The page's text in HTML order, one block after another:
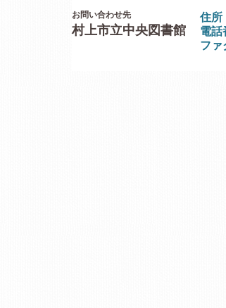
お問い合わせ先
村上市立中央図書館
住所
電話
ファ